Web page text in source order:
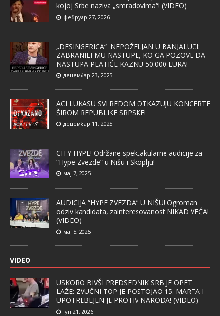
kojoj Srbe naziva „smradovima“! (VIDEO)
фебруар 27, 2026
„DESINGERICA“ NEPOŽELJAN U BANJALUCI:
ZABRANILI MU NASTUPE, KO GA POZOVE DA
NASTUPA PLATIĆE KAZNU 50.000 EURA!
децембар 23, 2025
ACI LUKASU SVI REDOM OTKAZUJU KONCERTE
ŠIROM REPUBLIKE SRPSKE!
децембар 11, 2025
CITY HYPE! Održane spektakularne audicije za
“Hype Zvezde” u Nišu i Skoplju!
мај 7, 2025
AUDICIJA “HYPE ZVEZDA” U NIŠU! Ogroman
odziv kandidata, zainteresovanost NIKAD VEĆA!
(VIDEO)
мај 5, 2025
VIDEO
USKORO BIVŠI PREDSEDNIK SRBIJE OPET
LAŽE: ZVUČNI TOP JE POSTOJAO 15. MARTA I
UPOTREBLJEN JE PROTIV NARODA! (VIDEO)
јун 21, 2026